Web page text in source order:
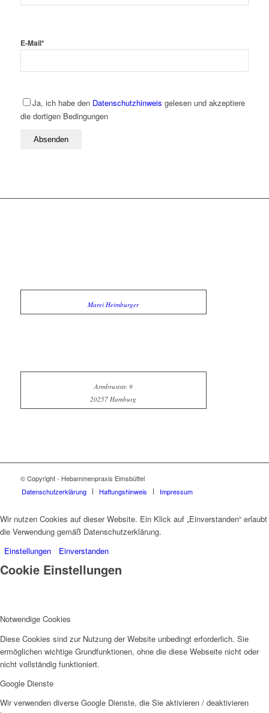
E-Mail*
Ja, ich habe den Datenschutzhinweis gelesen und akzeptiere
die dortigen Bedingungen
Marei Heimburger
Armbruststr. 9
20257 Hamburg
© Copyright - Hebammenpraxis Eimsbüttel
Datenschutzerklärung
Haftungshinweis Impressum
Wir nutzen Cookies auf dieser Website. Ein Klick auf „Einverstanden“ erlaubt
die Verwendung gemäß Datenschutzerklärung.
Einstellungen
Einverstanden
Cookie Einstellungen
Notwendige Cookies
Diese Cookies sind zur Nutzung der Website unbedingt erforderlich. Sie
ermöglichen wichtige Grundfunktionen, ohne die diese Webseite nicht oder
nicht vollständig funktioniert.
Google Dienste
Wir verwenden diverse Google Dienste, die Sie aktivieren / deaktivieren